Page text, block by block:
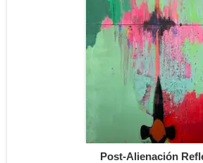
Post-Alienación